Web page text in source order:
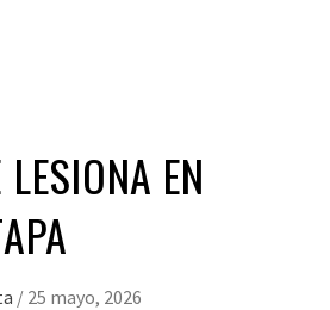
EN
/ 25 mayo, 2026